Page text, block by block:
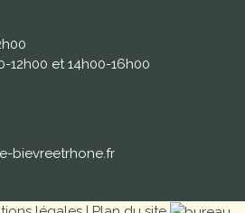
12h00 et 14h00-16h00
bievreetrhone.fr